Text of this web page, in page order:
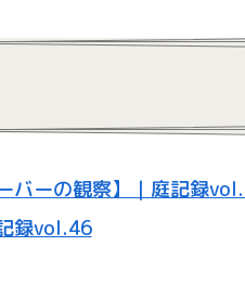
バーの観察】｜庭記録
録vol.46